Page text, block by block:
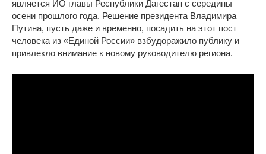
является ИО главы Республики Дагестан с середины
осени прошлого года. Решение президента Владимира
Путина, пусть даже и временно, посадить на этот пост
человека из «Единой России» взбудоражило публику и
привлекло внимание к новому руководителю региона.